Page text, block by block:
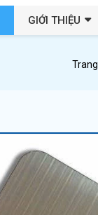
GIỚI THIỆU